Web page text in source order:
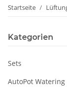
Startseite
Kategorien
Sets
AutoPot Watering